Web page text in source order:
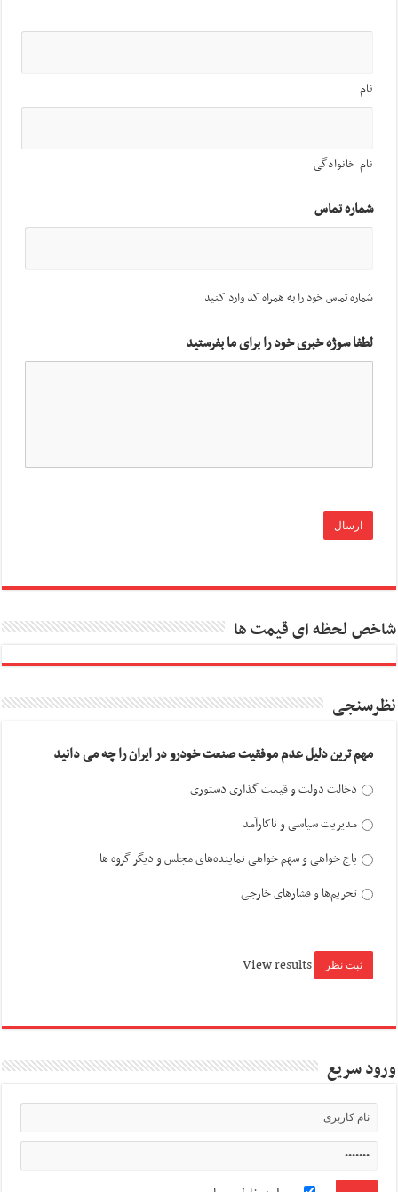
نام
نام خانوادگی
شماره تماس
شماره تماس خود را به همراه کد وارد کنید
لطفا سوژه خبری خود را برای ما بفرستید
شاخص لحظه ای قیمت ها
نظرسنجی
مهم ترین دلیل عدم موفقیت صنعت خودرو در ایران را چه می دانید
دخالت دولت و قیمت گذاری دستوری
مدیریت سیاسی و ناکارآمد
باج خواهی و سهم خواهی نماینده‌های مجلس و دیگر گروه ها
تحریم‌ها و فشارهای خارجی
View results
ورود سریع